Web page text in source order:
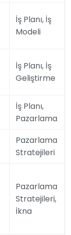
İş Planı, İş
Modeli
İş Planı, İş
Geliştirme
İş Planı,
Pazarlama
Pazarlama
Stratejileri
Pazarlama
Stratejileri,
İkna